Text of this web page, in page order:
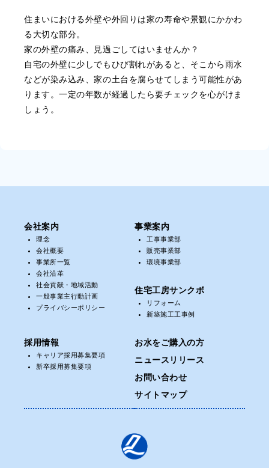
住まいにおける外壁や外回りは家の寿命や景観にかかわ
る大切な部分。
家の外壁の痛み、見過ごしてはいませんか？
自宅の外壁に少しでもひび割れがあると、そこから雨水
などが染み込み、家の土台を腐らせてしまう可能性があ
ります。一定の年数が経過したら要チェックを心がけま
しょう。
会社案内
理念
会社概要
事業所一覧
会社沿革
社会貢献・地域活動
一般事業主行動計画
プライバシーポリシー
事業案内
工事事業部
販売事業部
環境事業部
住宅工房サンクボ
リフォーム
新築施工工事例
採用情報
キャリア採用募集要項
新卒採用募集要項
お水をご購入の方
ニュースリリース
お問い合わせ
サイトマップ